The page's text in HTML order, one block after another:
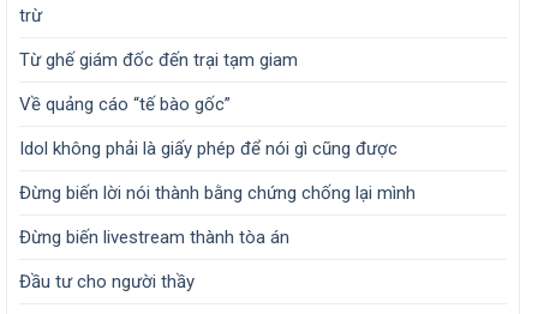
trừ
Từ ghế giám đốc đến trại tạm giam
Về quảng cáo “tế bào gốc”
Idol không phải là giấy phép để nói gì cũng được
Đừng biến lời nói thành bằng chứng chống lại mình
Đừng biến livestream thành tòa án
Đầu tư cho người thầy